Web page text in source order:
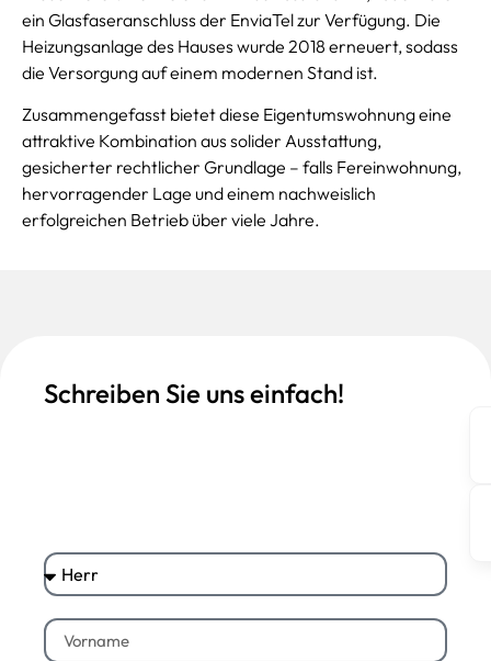
ein Glasfaseranschluss der EnviaTel zur Verfügung. Die
Heizungsanlage des Hauses wurde 2018 erneuert, sodass
die Versorgung auf einem modernen Stand ist.
Zusammengefasst bietet diese Eigentumswohnung eine
attraktive Kombination aus solider Ausstattung,
gesicherter rechtlicher Grundlage – falls Fereinwohnung,
hervorragender Lage und einem nachweislich
erfolgreichen Betrieb über viele Jahre.
Schreiben Sie uns einfach!